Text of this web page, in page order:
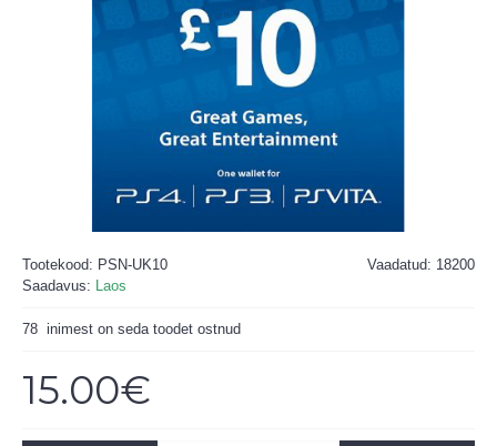
Vaadatud: 18200
Tootekood: PSN-UK10
Saadavus: Laos
78 inimest on seda toodet ostnud
15.00€